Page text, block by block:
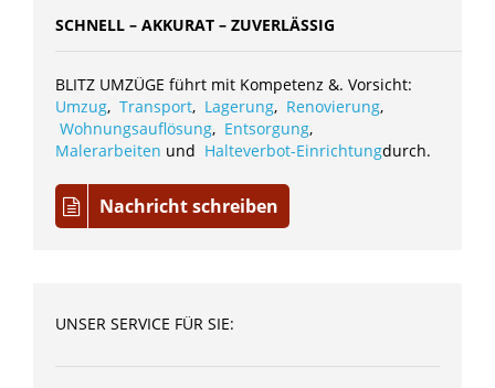
SCHNELL – AKKURAT – ZUVERLÄSSIG
BLITZ UMZÜGE führt mit Kompetenz &. Vorsicht:
Umzug, Transport, Lagerung, Renovierung,
Wohnungsauflösung, Entsorgung,
Malerarbeiten und Halteverbot-Einrichtungdurch.
Nachricht schreiben
UNSER SERVICE FÜR SIE: